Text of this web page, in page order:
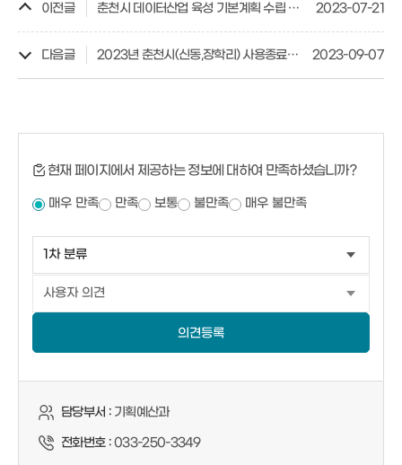
이전글 춘천시 데이터산업 육성 기본계획 수립 연구용역 2023-07-21
다음글 2023년 춘천시(신동,장학리) 사용종료매립장 사후관리조사 용역 2023-09-07
현재 페이지에서 제공하는 정보에 대하여 만족하셨습니까?
매우 만족 만족 보통 불만족 매우 불만족
의견등록
담당부서 :기획예산과
전화번호 :033-250-3349